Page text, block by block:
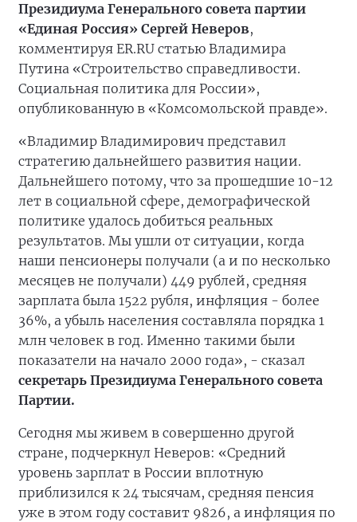
Президиума Генерального совета партии
«Единая Россия» Сергей Неверов,
комментируя ER.RU статью Владимира
Путина «Строительство справедливости.
Социальная политика для России»,
опубликованную в «Комсомольской правде».
«Владимир Владимирович представил
стратегию дальнейшего развития нации.
Дальнейшего потому, что за прошедшие 10-12
лет в социальной сфере, демографической
политике удалось добиться реальных
результатов. Мы ушли от ситуации, когда
наши пенсионеры получали (а и по несколько
месяцев не получали) 449 рублей, средняя
зарплата была 1522 рубля, инфляция - более
36%, а убыль населения составляла порядка 1
млн человек в год. Именно такими были
показатели на начало 2000 года», - сказал
секретарь Президиума Генерального совета
Партии.
Сегодня мы живем в совершенно другой
стране, подчеркнул Неверов: «Средний
уровень зарплат в России вплотную
приблизился к 24 тысячам, средняя пенсия
уже в этом году составит 9826, а инфляция по